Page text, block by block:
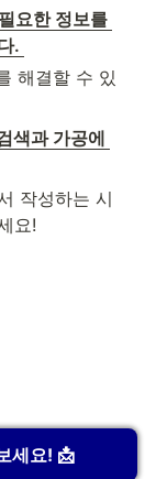
필요한 정보를
.
해결할 수 있
색과 가공에
작성하는 시
요!
세요! 📩